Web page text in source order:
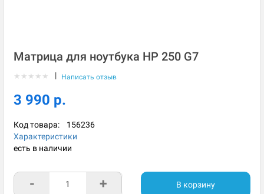
Матрица для ноутбука HP 250 G7
★ ★ ★ ★ ★ | Написать отзыв
3 990 р.
Код товара: 156236
Характеристики
есть в наличии
- + В корзину